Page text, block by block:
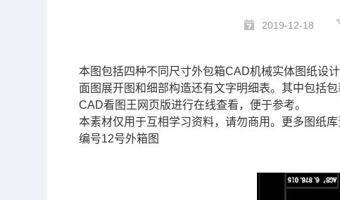
2019-12-18
本图包括四种不同尺寸外包箱CAD机械实体图纸设
面图展开图和细部构造还有文字明细表。其中包括
CAD看图王网页版进行在线查看，便于参考。
本素材仅用于互相学习资料，请勿商用。更多图纸
编号12号外箱图